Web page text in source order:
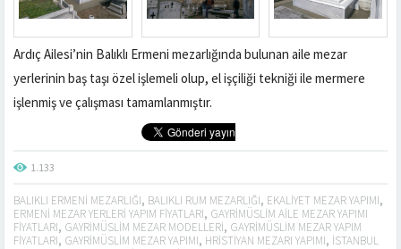
Ardıç Ailesi’nin Balıklı Ermeni mezarlığında bulunan aile mezar
yerlerinin baş taşı özel işlemeli olup, el işçiliği tekniği ile mermere
işlenmiş ve çalışması tamamlanmıştır.
1.133
BALIKLI ERMENI MEZARLIĞI, BALIKLI RUM MEZARLIĞI, EKALIYET MEZAR YAPIMI,
ERMENI MEZAR YERLERI YAPIM FIYATLARI, GAYRIMÜSLIM AILE MEZAR YAPIMI
FIYATLARI, GAYRIMÜSLIM MEZAR MODELLERI, GAYRIMÜSLIM MEZAR YAPIM
FIYATLARI, GAYRIMÜSLIM MEZAR YAPIMI, HRISTIYAN MEZARI YAPIMI, ISTANBUL